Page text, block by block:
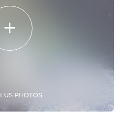
PHOTOS